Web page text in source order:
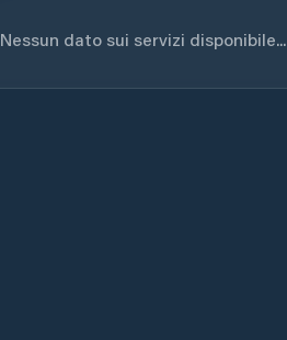
Nessun dato sui servizi disponibile...